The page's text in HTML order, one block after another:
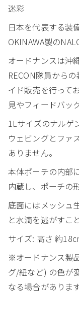
迷彩
日本を代表する装
OKINAWA製の
オードナンスは沖
RECON隊員から
イド販売を行って
見やフィードバッ
1Lサイズのナルゲ
ウェビングとファ
ありません。
本体ポーチの内部
内蔵し、ポーチの
底面にはメッシュ
と水滴を逃がすこ
サイズ: 高さ 約
※オードナンス製
グ/紐など) の色が
なる場合がありま